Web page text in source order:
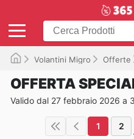
Volantini Migro Offerte
OFFERTA
Valido dal 27 febbraio 2026 a
1 2